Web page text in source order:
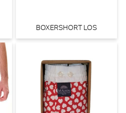
BOXERSHORT LOS